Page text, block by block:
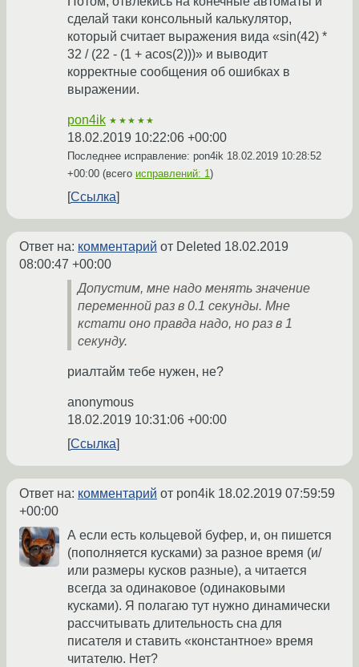
сделай таки консольный калькулятор,
который считает выражения вида «sin(42) *
32 / (22 - (1 + acos(2)))» и выводит
корректные сообщения об ошибках в
выражении.
pon4ik ★★★★★
18.02.2019 10:22:06 +00:00
Последнее исправление: pon4ik 18.02.2019 10:28:52
+00:00 (всего исправлений: 1)
Ссылка
Ответ на: комментарий от Deleted 18.02.2019
08:00:47 +00:00
Допустим, мне надо менять значение
переменной раз в 0.1 секунды. Мне
кстати оно правда надо, но раз в 1
секунду.
риалтайм тебе нужен, не?
anonymous
18.02.2019 10:31:06 +00:00
Ссылка
Ответ на: комментарий от pon4ik 18.02.2019 07:59:59
+00:00
А если есть кольцевой буфер, и, он пишется
(пополняется кусками) за разное время (и/
или размеры кусков разные), а читается
всегда за одинаковое (одинаковыми
кусками). Я полагаю тут нужно динамически
рассчитывать длительность сна для
писателя и ставить «константное» время
читателю. Нет?